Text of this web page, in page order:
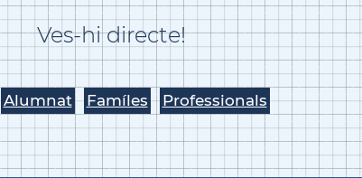
Ves-hi directe!
Alumnat Famíles Professionals